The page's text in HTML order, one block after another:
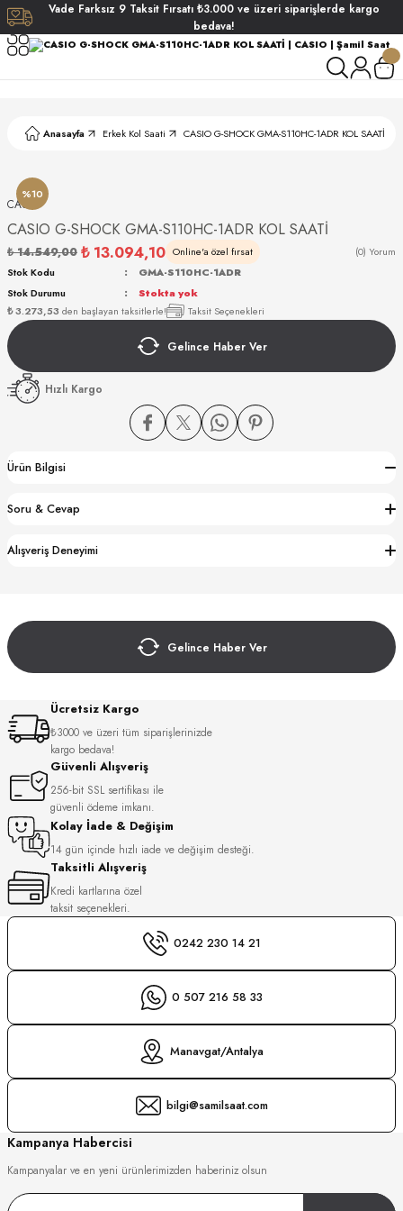
Vade Farksız 9 Taksit Fırsatı ₺3.000 ve üzeri siparişlerde kargo
bedava!
Anasayfa Erkek Kol Saati CASIO G-SHOCK GMA-S110HC-1ADR KOL SAATİ
%10
CASIO
CASIO G-SHOCK GMA-S110HC-1ADR KOL SAATİ
₺ 14.549,00 ₺ 13.094,10 Online'a özel fırsat (0) Yorum
₺ 3.273,53 den başlayan taksitlerle! Taksit Seçenekleri
Stok Kodu
GMA-S110HC-1ADR
Stok Durumu
Stokta yok
Gelince Haber Ver
Hızlı Kargo
Ürün Bilgisi
Soru & Cevap
Alışveriş Deneyimi
Gelince Haber Ver
Ücretsiz Kargo
₺3000 ve üzeri tüm siparişlerinizde
kargo bedava!
Güvenli Alışveriş
256-bit SSL sertifikası ile
güvenli ödeme imkanı.
Kolay İade & Değişim
14 gün içinde hızlı iade ve değişim desteği.
Taksitli Alışveriş
Kredi kartlarına özel
taksit seçenekleri.
0242 230 14 21
0 507 216 58 33
Manavgat/Antalya
bilgi@samilsaat.com
Kampanya Habercisi
Kampanyalar ve en yeni ürünlerimizden haberiniz olsun